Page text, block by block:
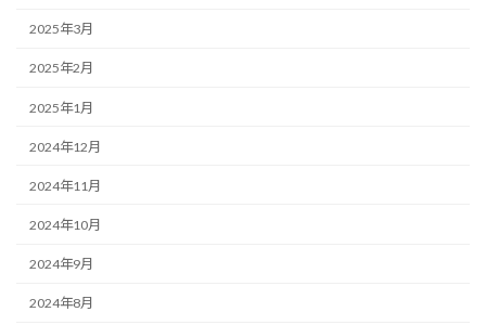
2025年3月
2025年2月
2025年1月
2024年12月
2024年11月
2024年10月
2024年9月
2024年8月